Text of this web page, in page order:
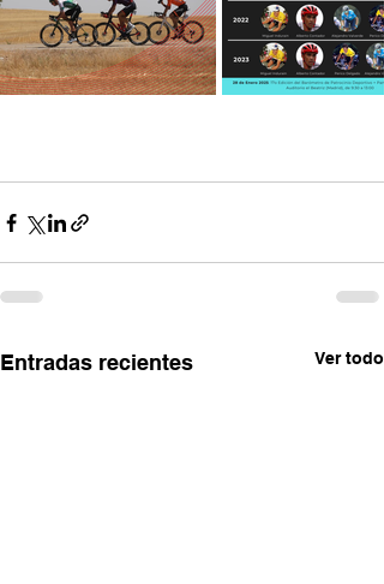
Entradas recientes Ver todo